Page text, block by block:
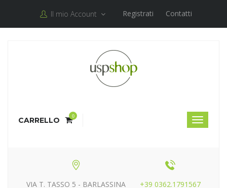
Il mio Account Registrati Contatti
CARRELLO 0
VIA T. TASSO 5 - BARLASSINA +39 0362.1791567